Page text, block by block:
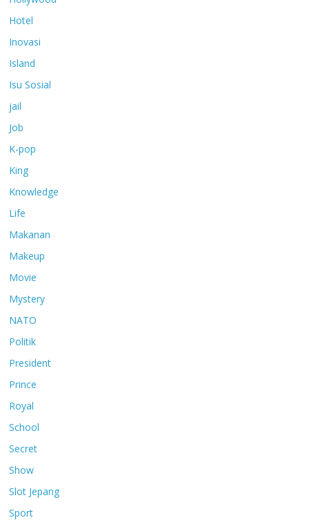
Hotel
Inovasi
Island
Isu Sosial
jail
Job
K-pop
King
Knowledge
Life
Makanan
Makeup
Movie
Mystery
NATO
Politik
President
Prince
Royal
School
Secret
Show
Slot Jepang
Sport